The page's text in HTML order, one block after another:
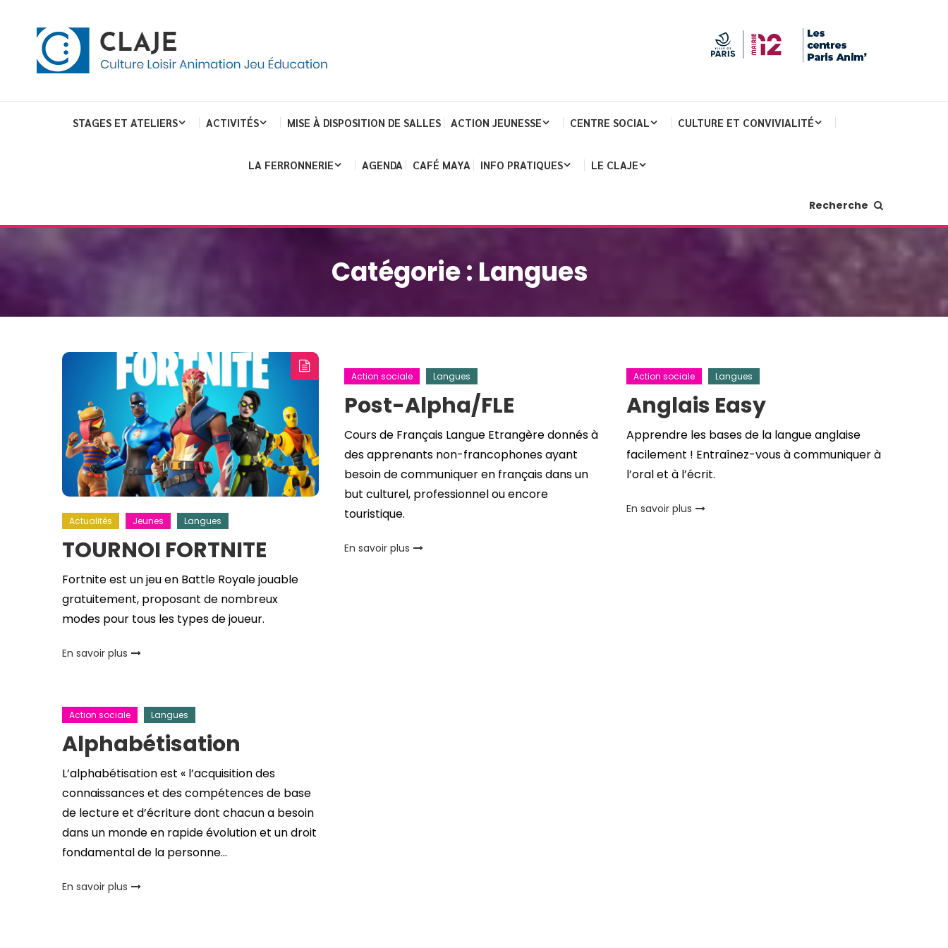
Claje
STAGES ET ATELIERS ACTIVITÉS MISE À DISPOSITION DE SALLES ACTION JEUNESSE CENTRE SOCIAL CULTURE ET CONVIVIALITÉ
LA FERRONNERIE AGENDA CAFÉ MAYA INFO PRATIQUES LE CLAJE
Recherche
Catégorie : Langues
Actualités Jeunes Langues
TOURNOI FORTNITE
Fortnite est un jeu en Battle Royale jouable
gratuitement, proposant de nombreux
modes pour tous les types de joueur.
En savoir plus
Action sociale Langues
Post-Alpha/FLE
Cours de Français Langue Etrangère donnés à
des apprenants non-francophones ayant
besoin de communiquer en français dans un
but culturel, professionnel ou encore
touristique.
En savoir plus
Action sociale Langues
Anglais Easy
Apprendre les bases de la langue anglaise
facilement ! Entraînez-vous à communiquer à
l’oral et à l’écrit.
En savoir plus
Action sociale Langues
Alphabétisation
L’alphabétisation est « l’acquisition des
connaissances et des compétences de base
de lecture et d’écriture dont chacun a besoin
dans un monde en rapide évolution et un droit
fondamental de la personne…
En savoir plus